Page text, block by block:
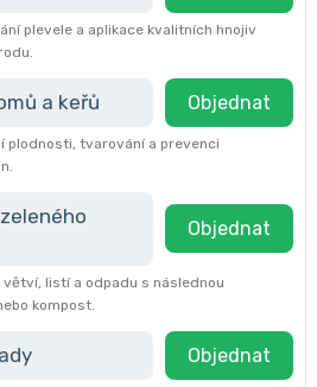
plevele a aplikace kvalitních hnojiv
a keřů Objednat
plodnosti, tvarování a prevenci
Objednat
listí a odpadu s následnou
kompost.
Objednat